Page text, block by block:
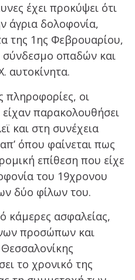
έχει προκύψει ότι
άγρια δολοφονία,
της 1ης Φεβρουαρίου,
σύνδεσμο οπαδών και
αυτοκίνητα.
πληροφορίες, οι
παρακολουθήσει
και στη συνέχεια
όπου φαίνεται πως
επίθεση που είχε
του 19χρονου
δύο φίλων του.
κάμερες ασφαλείας,
προσώπων και
το χρονικό της